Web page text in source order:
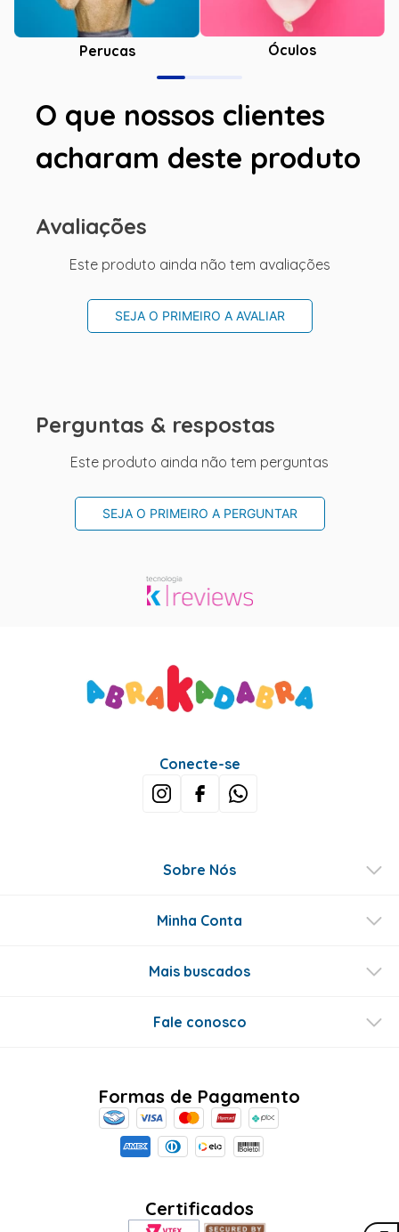
Perucas Óculos
O que nossos clientes
acharam deste produto
Avaliações
Este produto ainda não tem avaliações
SEJA O PRIMEIRO A AVALIAR
Perguntas & respostas
Este produto ainda não tem perguntas
SEJA O PRIMEIRO A PERGUNTAR
Conecte-se
Sobre Nós
Minha Conta
Mais buscados
Fale conosco
Formas de Pagamento
Certificados